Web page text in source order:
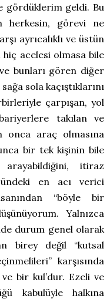
gördüklerim geldi. Bu
herkesin, görevi ne
ayrıcalıklı ve üstün
hiç acelesi olmasa bile
bunları gören diğer
sola kaçıştıklarını
çarpışan, yol
takılan ve
onca araç olmasına
bir tek kişinin bile
arayabildiğini, itiraz
en acı verici
“böyle bir
Yalnızca
durum genel olarak
birey değil “kutsal
karşısında
bir kul’dur. Ezeli ve
kabulüyle halkına